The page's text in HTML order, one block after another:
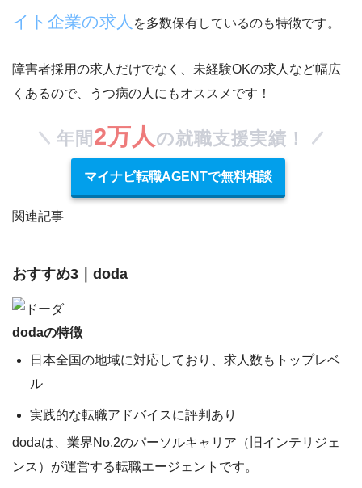
イト企業の求人 を多数保有しているのも特徴です。
障害者採用の求人だけでなく、未経験OKの求人など幅広
くあるので、うつ病の人にもオススメです！
年間 2万人 の就職支援実績！
マイナビ転職AGENTで無料相談
関連記事
おすすめ3｜doda
dodaの特徴
日本全国の地域に対応しており、求人数もトップレベ
ル
実践的な転職アドバイスに評判あり
dodaは、業界No.2のパーソルキャリア（旧インテリジェ
ンス）が運営する転職エージェントです。